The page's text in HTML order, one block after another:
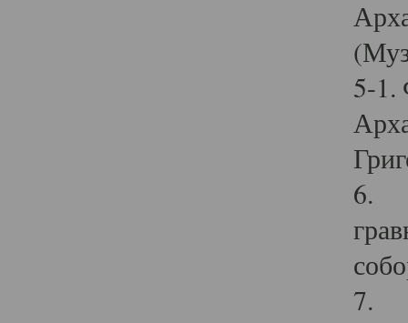
5-1.
6.
7.